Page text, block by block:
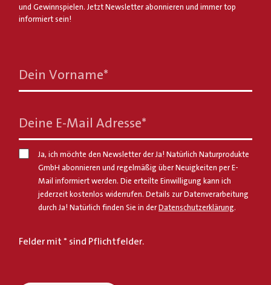
und Gewinnspielen. Jetzt Newsletter abonnieren und immer top
informiert sein!
Dein Vorname*
Deine E-Mail Adresse*
Ja, ich möchte den Newsletter der Ja! Natürlich Naturprodukte
GmbH abonnieren und regelmäßig über Neuigkeiten per E-
Mail informiert werden. Die erteilte Einwilligung kann ich
jederzeit kostenlos widerrufen. Details zur Datenverarbeitung
durch Ja! Natürlich finden Sie in derDatenschutzerklärung.
Felder mit * sind Pflichtfelder.